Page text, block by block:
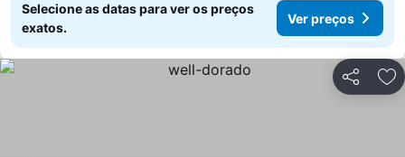
Selecione as datas para ver os preços
exatos.
Ver preços
Partilhar